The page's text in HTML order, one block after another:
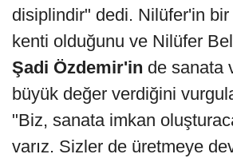
disiplindir" dedi. Nilüfer'in
kenti olduğunu ve Nilüfer
Şadi Özdemir'in de sanata
büyük değer verdiğini
"Biz, sanata imkan
varız. Sizler de üretmeye